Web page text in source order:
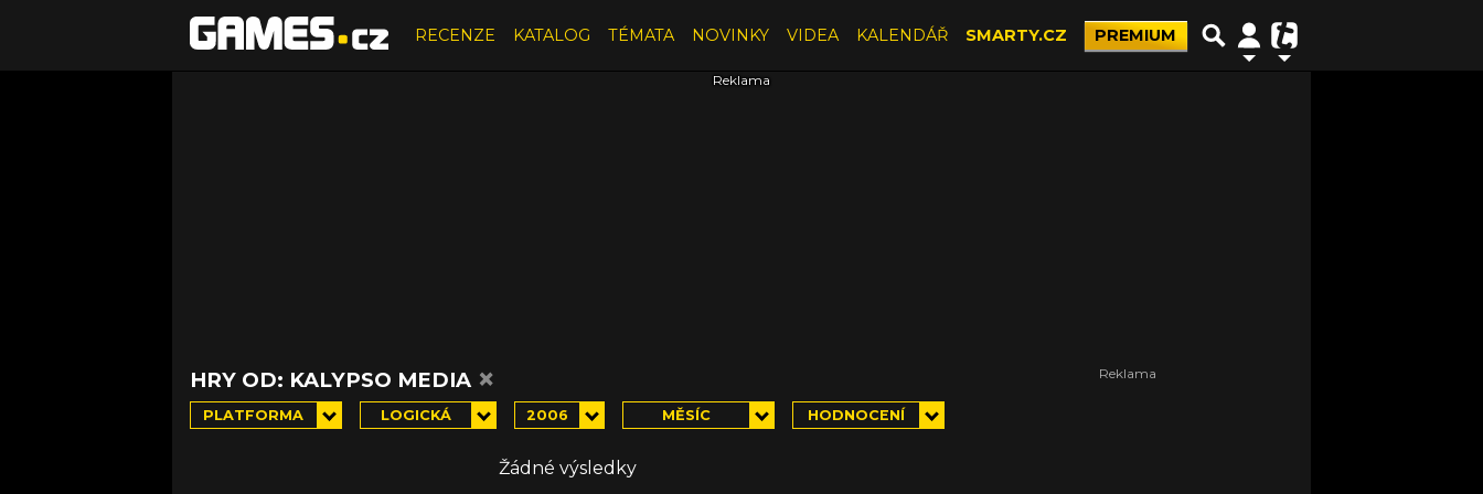
RECENZE KATALOG TÉMATA NOVINKY VIDEA KALENDÁŘ SMARTY.CZ PREMIUM
HRY OD: KALYPSO MEDIA ×
PLATFORMA LOGICKÁ 2006 MĚSÍC HODNOCENÍ
Žádné výsledky